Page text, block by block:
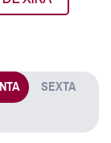
SEXTA